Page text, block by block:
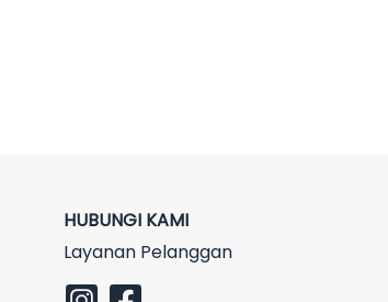
HUBUNGI KAMI
Layanan Pelanggan